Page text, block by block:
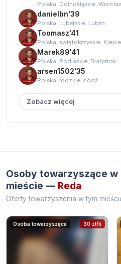
Polska, Dolnośląskie,
danielbn'39
Polska, Lubelskie, Lublin
Toomasz'41
Polska, świętokrzyskie, Kielce
Marek89'41
Polska, Podlaskie, Białystok
arsen1502'35
Polska, łódzkie, Łódź
Zobacz więcej
Osoby towarzyszące w
mieście — Reda
Oferty towarzyszenia w tym
Osoba towarzysząca 30 zł/h